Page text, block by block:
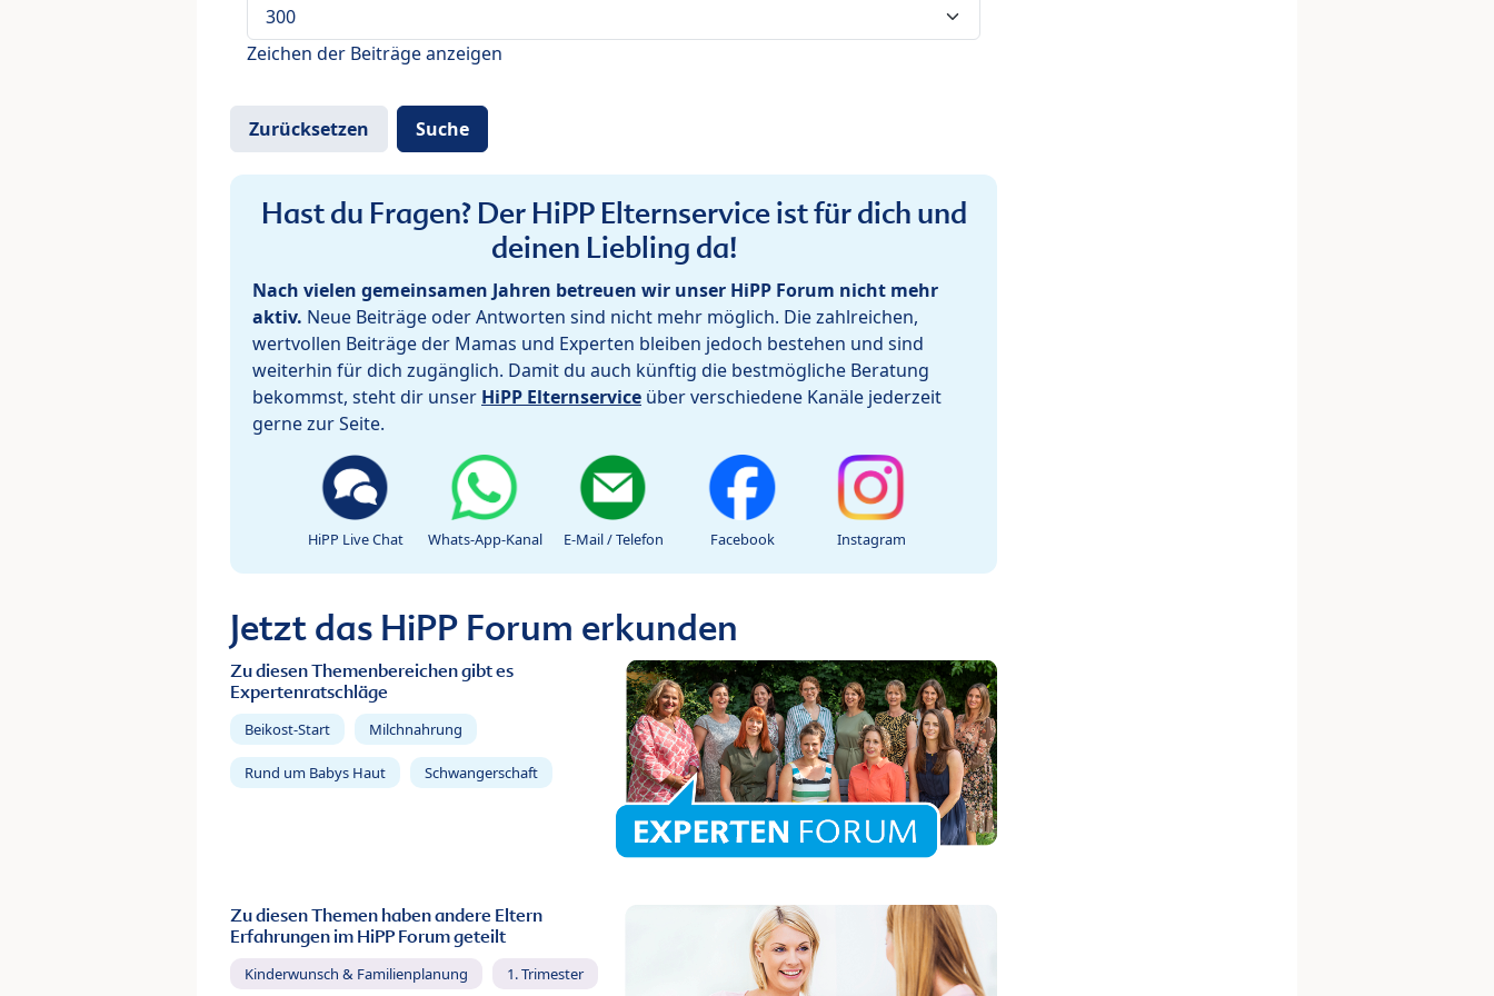
Zeichen der Beiträge anzeigen
Hast du Fragen? Der HiPP Elternservice ist für dich und
deinen Liebling da!
Nach vielen gemeinsamen Jahren betreuen wir unser HiPP Forum nicht mehr
aktiv. Neue Beiträge oder Antworten sind nicht mehr möglich. Die zahlreichen,
wertvollen Beiträge der Mamas und Experten bleiben jedoch bestehen und sind
weiterhin für dich zugänglich. Damit du auch künftig die bestmögliche Beratung
bekommst, steht dir unser HiPP Elternservice über verschiedene Kanäle jederzeit
gerne zur Seite.
HiPP Live Chat Whats-App-Kanal E-Mail / Telefon Facebook Instagram
Jetzt das HiPP Forum erkunden
Zu diesen Themenbereichen gibt es
Expertenratschläge
Beikost-Start Milchnahrung
Rund um Babys Haut Schwangerschaft
Zu diesen Themen haben andere Eltern
Erfahrungen im HiPP Forum geteilt
Kinderwunsch & Familienplanung 1. Trimester